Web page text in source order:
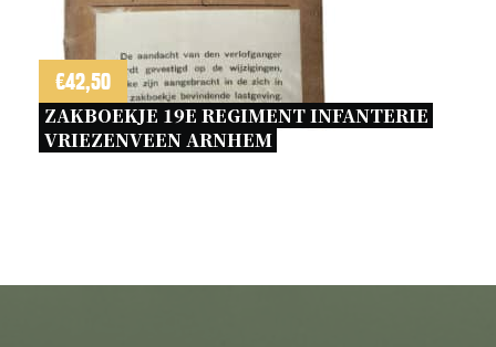
€42,50
ZAKBOEKJE 19E REGIMENT INFANTERIE
VRIEZENVEEN ARNHEM